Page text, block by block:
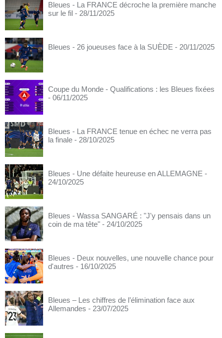
Bleues - La FRANCE décroche la première manche
sur le fil - 28/11/2025
Bleues - 26 joueuses face à la SUÈDE - 20/11/2025
Coupe du Monde - Qualifications : les Bleues fixées
- 06/11/2025
Bleues - La FRANCE tenue en échec ne verra pas
la finale - 28/10/2025
Bleues - Une défaite heureuse en ALLEMAGNE -
24/10/2025
Bleues - Wassa SANGARÉ : "J'y pensais dans un
coin de ma tête" - 24/10/2025
Bleues - Deux nouvelles, une nouvelle chance pour
d'autres - 16/10/2025
Bleues – Les chiffres de l’élimination face aux
Allemandes - 23/07/2025